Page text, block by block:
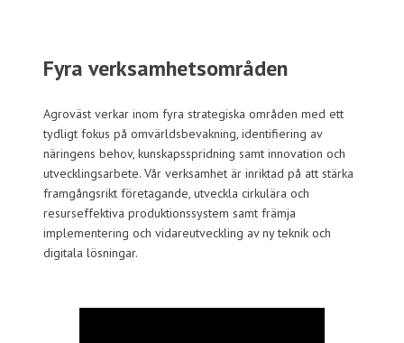
Fyra verksamhetsområden
Agroväst verkar inom fyra strategiska områden med ett
tydligt fokus på omvärldsbevakning, identifiering av
näringens behov, kunskapsspridning samt innovation och
utvecklingsarbete. Vår verksamhet är inriktad på att stärka
framgångsrikt företagande, utveckla cirkulära och
resurseffektiva produktionssystem samt främja
implementering och vidareutveckling av ny teknik och
digitala lösningar.